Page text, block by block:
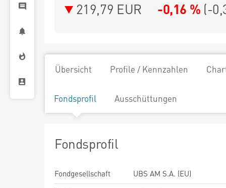
219,79 EUR -0,16 % (-
Übersicht Profile / Kennzahlen
Fondsprofil Ausschüttungen
Fondsprofil
Fondgesellschaft
UBS AM S.A. (EU)